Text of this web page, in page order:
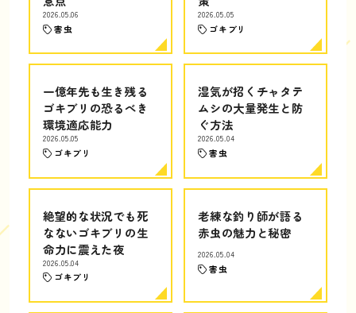
2026.05.06
害虫
2026.05.05
ゴキブリ
一億年先も生き残る
ゴキブリの恐るべき
環境適応能力
2026.05.05
ゴキブリ
湿気が招くチャタテ
ムシの大量発生と防
ぐ方法
2026.05.04
害虫
絶望的な状況でも死
なないゴキブリの生
命力に震えた夜
2026.05.04
ゴキブリ
老練な釣り師が語る
赤虫の魅力と秘密
2026.05.04
害虫